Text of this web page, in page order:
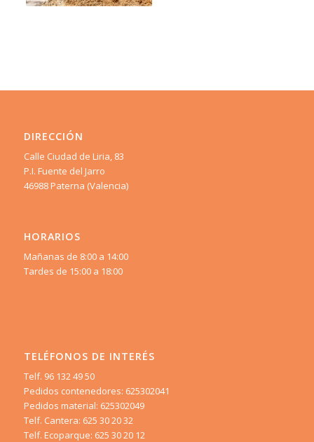
DIRECCIÓN
Calle Ciudad de Liria, 83
P.I. Fuente del Jarro
46988 Paterna (Valencia)
HORARIOS
Mañanas de 8:00 a 14:00
Tardes de 15:00 a 18:00
TELÉFONOS DE INTERÉS
Telf. 96 132 49 50
Pedidos contenedores: 625302041
Pedidos material: 625302049
Telf. Cantera: 625 30 20 32
Telf. Ecoparque: 625 30 20 12